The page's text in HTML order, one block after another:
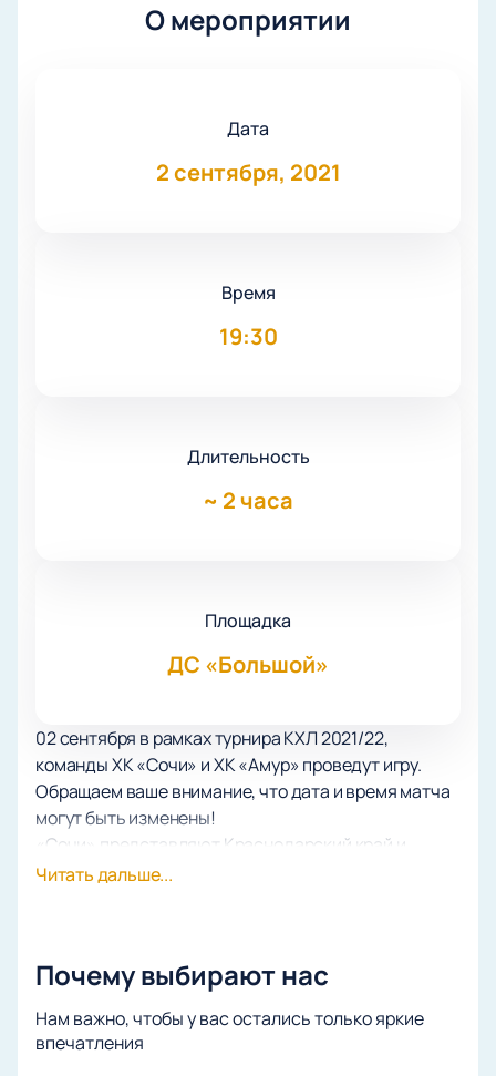
О мероприятии
Дата
2 сентября, 2021
Время
19:30
Длительность
~ 2 часа
Площадка
ДС «Большой»
02 сентября в рамках турнира КХЛ 2021/22,
команды ХК «Сочи» и ХК «Амур» проведут игру.
Обращаем ваше внимание, что дата и время матча
могут быть изменены!
«Сочи» представляют Краснодарский край и
играют в Континентальной хоккейной лиге.
2014 года, тогда игроки соревновались с
«Сочи» ранее партнерский договор. Членом
Континентальной хоккейной лиги ХК стал сентября
Читать дальше...
Почему выбирают нас
Нам важно, чтобы у вас остались только яркие
впечатления